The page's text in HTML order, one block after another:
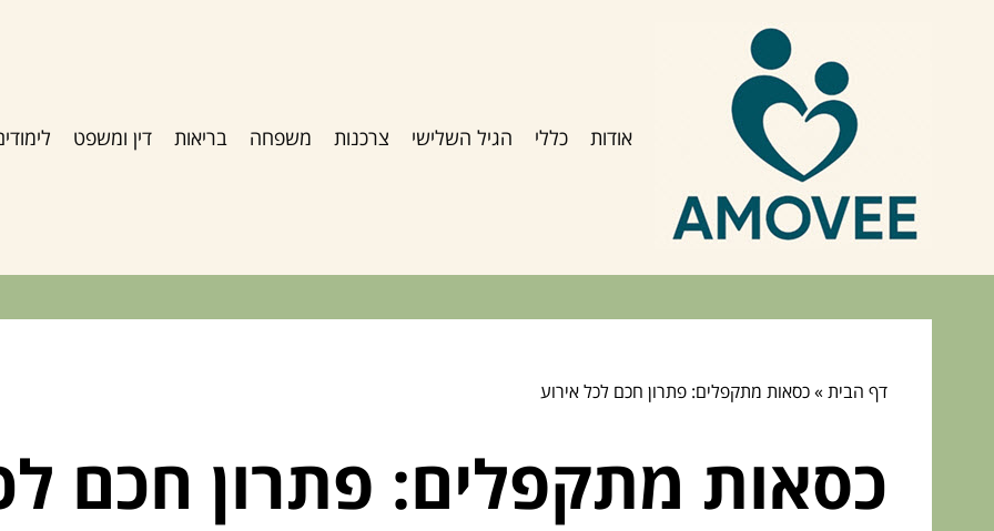
אודות כללי הגיל השלישי צרכנות משפחה בריאות דין ומשפט
דף הבית»כסאות מתקפלים: פתרון חכם לכל אירוע
כסאות מתקפלים: פתרון חכם